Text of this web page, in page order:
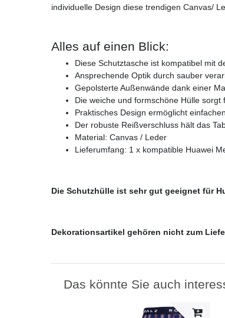
individuelle Design diese trendigen Canvas/
Alles auf einen Blick:
Diese Schutztasche ist kompatibel mit
Ansprechende Optik durch sauber
Gepolsterte Außenwände dank einer
Die weiche und formschöne Hülle
Praktisches Design ermöglicht
Der robuste Reißverschluss hält das
Material: Canvas / Leder
Lieferumfang: 1 x kompatible Huawei
Die Schutzhülle ist sehr gut geeignet für
Dekorationsartikel gehören nicht zum
Das könnte Sie auch